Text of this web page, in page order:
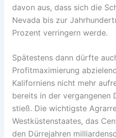
davon aus, dass sich die
Nevada bis zur
Prozent verringern werde.
Spätestens dann dürfte
Profitmaximierung
Kaliforniens nicht mehr
bereits in der vergangenen
stieß. Die wichtigste
Westküstenstaates, das
den Dürrejahren